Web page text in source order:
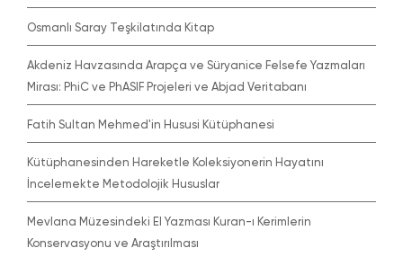
Osmanlı Saray Teşkilatında Kitap
Akdeniz Havzasında Arapça ve Süryanice Felsefe Yazmaları
Mirası: PhiC ve PhASIF Projeleri ve Abjad Veritabanı
Fatih Sultan Mehmed'in Hususi Kütüphanesi
Kütüphanesinden Hareketle Koleksiyonerin Hayatını
İncelemekte Metodolojik Hususlar
Mevlana Müzesindeki El Yazması Kuran-ı Kerimlerin
Konservasyonu ve Araştırılması